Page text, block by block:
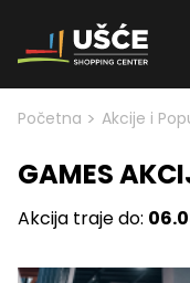
Skip to content
Početna > Akcije i
GAMES
Akcija traje do: